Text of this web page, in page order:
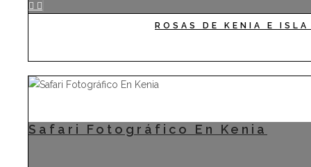
ROSAS DE KENIA E
Safari Fotográfico En Kenia